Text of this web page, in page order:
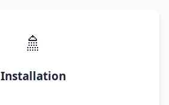
🚿
Installation